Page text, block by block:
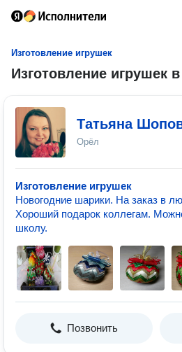
Изготовление игрушек
Изготовление игрушек
Татьяна
Орёл
Изготовление игрушек
Новогодние шарики. На заказ в
Хороший подарок коллегам.
школу.
Позвонить